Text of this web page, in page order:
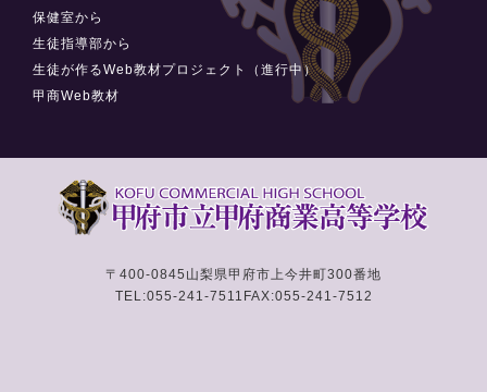
保健室から
生徒指導部から
生徒が作るWeb教材プロジェクト（進行中）
甲商Web教材
〒400-0845 山梨県甲府市上今井町300番地
TEL:055-241-7511 FAX:055-241-7512